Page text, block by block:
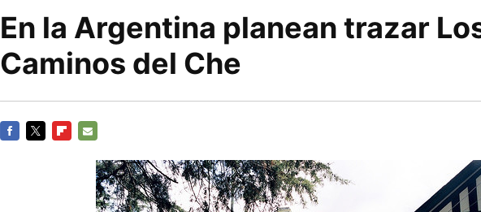
En la Argentina planean trazar
Caminos del Che
MAIL